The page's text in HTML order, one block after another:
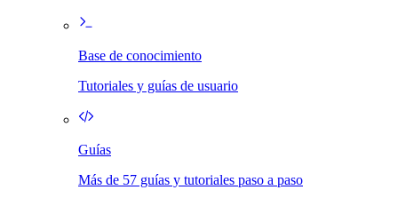
Base de conocimiento
Tutoriales y guías de usuario
Guías
Más de 57 guías y tutoriales paso a paso